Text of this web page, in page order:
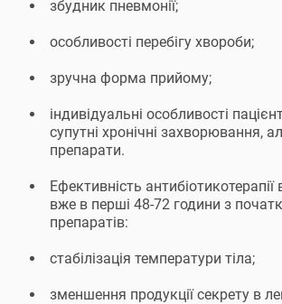
збудник пневмонії;
особливості перебігу хвороби;
зручна форма прийому;
індивідуальні особливості
супутні хронічні захворювання,
препарати.
Ефективність
вже в перші 48-72 години з
препаратів:
стабілізація температури тіла;
зменшення продукції секрету в